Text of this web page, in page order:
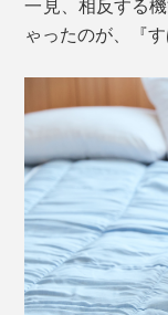
ゃったのが、『